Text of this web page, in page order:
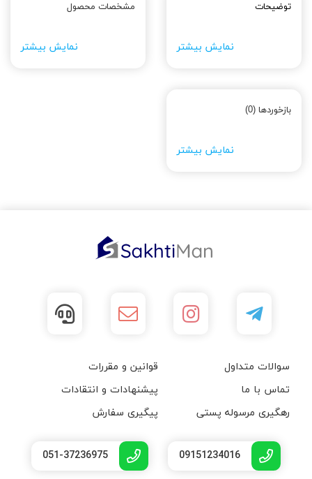
توضیحات
نمایش بیشتر
مشخصات محصول
نمایش بیشتر
بازخوردها (0)
نمایش بیشتر
سوالات متداول
قوانین و مقررات
تماس با ما
پیشنهادات و انتقادات
رهگیری مرسوله پستی
پیگیری سفارش
09151234016
051-37236975